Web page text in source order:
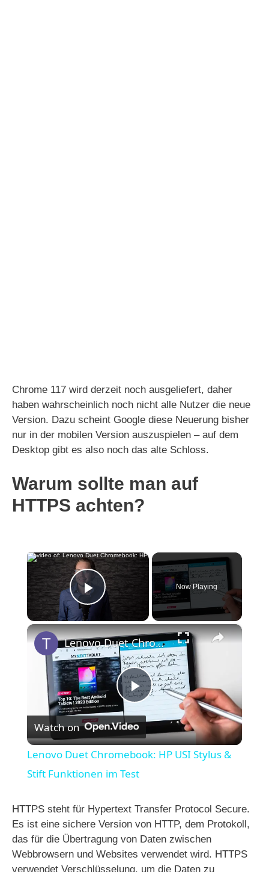
Chrome 117 wird derzeit noch ausgeliefert, daher
haben wahrscheinlich noch nicht alle Nutzer die neue
Version. Dazu scheint Google diese Neuerung bisher
nur in der mobilen Version auszuspielen – auf dem
Desktop gibt es also noch das alte Schloss.
Warum sollte man auf
HTTPS achten?
×
Play Video
Now Playing
×
P
l
a
y
V
Lenovo Duet Chromebook: HP USI Stylus & Stift Funktionen im Test
Watch on
Lenovo Duet Chromebook: HP USI Stylus &
Stift Funktionen im Test
HTTPS steht für Hypertext Transfer Protocol Secure.
Es ist eine sichere Version von HTTP, dem Protokoll,
das für die Übertragung von Daten zwischen
Webbrowsern und Websites verwendet wird. HTTPS
verwendet Verschlüsselung, um die Daten zu